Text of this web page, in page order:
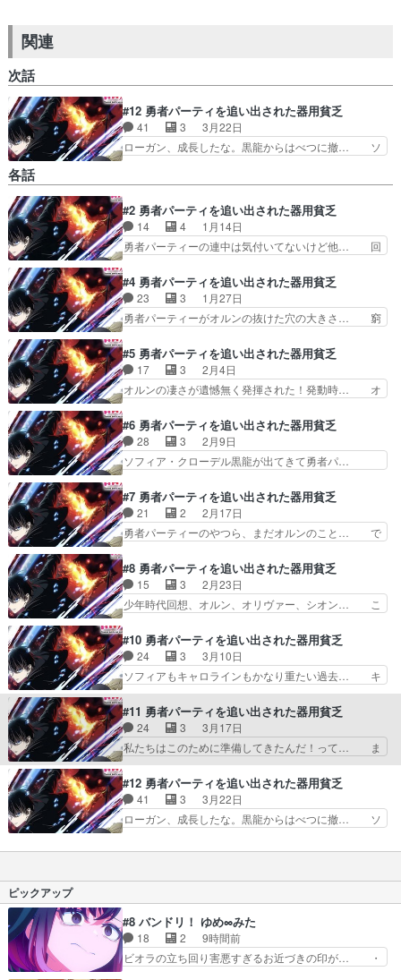
関連
次話
#12 勇者パーティを追い出された器用貧乏
41 3
3月22日
ローガン、成長したな。黒龍からはべつに撤… ソ
と思ったけどやっぱりビビリキャ… 焦れば焦るほ
どピンチに…やったか!?はア… 突如超能力に目覚
めたソフィアがアムンツァ… 黒竜との闘いと決
着。3人を蹴散らし、ボス… 物語の根幹や世界観
ほぼ全てが謎のまま終わ… 勇者パーティーの緑髪
ちゃんは巻き込まれた…
各話
#2 勇者パーティを追い出された器用貧乏
14 4
1月14日
勇者パーティーの連中は気付いてないけど他… 回
ぱり作画綺麗だ…新人の引率依頼の本当… あと胸
の大きさに辟易。モノローグ多くてた… どんどん
他のテンプレ追放ものとの区別がつ… 新人たちの
引率として第十班のスリーマンセ… 新人パーティ
有力クランの新人育成ミッシ… なんかこの姉妹…
おもしれぇ女だww優秀で… 「教導探索」に参加
することとなったオルン…
#4 勇者パーティを追い出された器用貧乏
23 3
1月27日
勇者パーティーがオルンの抜けた穴の大きさ… 窮
公を追い出した勇者パーティのざまぁ展… ほぼ1
話まるまる使って主人公が抜けた勇者… あの3人
がちょっと例えると、地位だけで周… 毎度の「な
ぜ裏付けもなく主人公を追放し、… 時間が少しさ
者わからせ回。全然反省して… オルンのオリジナ
ル魔法の効果がヤバい。ル… オルンの実力にやっ
と気付いたかオリヴァー…
#5 勇者パーティを追い出された器用貧乏
17 3
2月4日
オルンの凄さが遺憾無く発揮された！発動時… オ
ロラインはなにか闇がある感じだったの… めっち
ゃ面白くなってきたところで次回持ち… かつての
名のある冒険者の話。キャロライン… ショタくん
がすっかりオルンさん大好きボー… ソフィアさん
表情が・・・ 続きめっちゃ… 追い出したパーテ
ィ側のやらかしによって追… こんなにたくさんの
生徒たちがいるのに早く…
#6 勇者パーティを追い出された器用貧乏
28 3
2月9日
ソフィア・クローデル黒龍が出てきて勇者パ…
けおだから見ている 主人公は強ければ強… マジ
で作者の頭どうなってんの！？小学生が… 黒竜を
たったひとりで討伐いいエピソードだ… 1話まる
まる戦闘回、映像的には結構頑張っ… オルンさん
魔法や技能を使う周りのギャラ… すごかったし面
白かった 黒龍を一人で・・… 主人公がキリトす
ぎて無双する感じが観てて…
#7 勇者パーティを追い出された器用貧乏
21 2
2月17日
勇者パーティーのやつら、まだオルンのこと… で
ンのバフ計算は普通に凄いよ！全く一緒… 3人組
から逃げるのは、無意識からくる「逃… 勇者パー
ティが自分らの弱さを認める回やと… 元パーティ
とついに対峙怒りを見せたオルン… 勇者パーティ
達いい子すぎる！！それに比… 慌てる勇者パーテ
ィー オルン、オリヴァー… 《夜天の銀兎》の幹
部としてスカウトされた…
#8 勇者パーティを追い出された器用貧乏
15 3
2月23日
少年時代回想、オルン、オリヴァー、シオン… こ
ンは過去に一度死んだ事にされていて、… 夜天の
銀兎のレインも服が大きいかわいい。… 3人目の
幼馴染あの青髪じゃなかったの！？… 夜天の銀兎
のメンバーになったオルンさんセ… 夜天の銀兎に
回感じてる気がするけど、何… 主人公が市販品の
剣を使っているということ… 夜天の銀兎第一部隊
との顔合わせ。何よりレ…
#10 勇者パーティを追い出された器用貧乏
24 3
3月10日
ソフィアもキャロラインもかなり重たい過去… キ
ャロラインが一番重い、、、ローガンそう… キャ
ロラインは怪我がすぐ治るのすごい。お… これは
楽勝でお持ち帰り出来る笑一夜の過ち… 説明が多
い、というかキャラ紹介が下手ここ… これもしか
して…意味深げに出てきた幼馴染… 決意のログは
振る舞っているキャロルの闇… 第十班の新人指導
係に任命されたオルンソフ… 過去の境遇にさらに
別の境遇重ねてたけどい…
#11 勇者パーティを追い出された器用貧乏
24 3
3月17日
私たちはこのために準備してきたんだ！って… ま
た変な秘密結社が出てきたソフィアとセル… ロリ
に厳しい作品大好きですリーダーとして… シュバ
ルツハーゼ？？ソフィア心配してくれ… オリジナ
ル言語使われても困るが異世界ドイ… しょぼいカ
レンダーによると…え、次回最終… 第一部隊は
#12 勇者パーティを追い出された器用貧乏
41 3
3月22日
ローガン、成長したな。黒龍からはべつに撤… ソ
めとしては良かった気がする※アニメ… 結局オル
と思ったけどやっぱりビビリキャ… 焦れば焦るほ
めたソフィアがアムンツァ… 黒竜との闘いと決
着。3人を蹴散らし、ボス… 物語の根幹や世界観
ほぼ全てが謎のまま終わ… 勇者パーティーの緑髪
ちゃんは巻き込まれた…
ピックアップ
#8 バンドリ！ ゆめ∞みた
18 2
9時間前
ビオラの立ち回り害悪すぎるお近づきの印が… ・